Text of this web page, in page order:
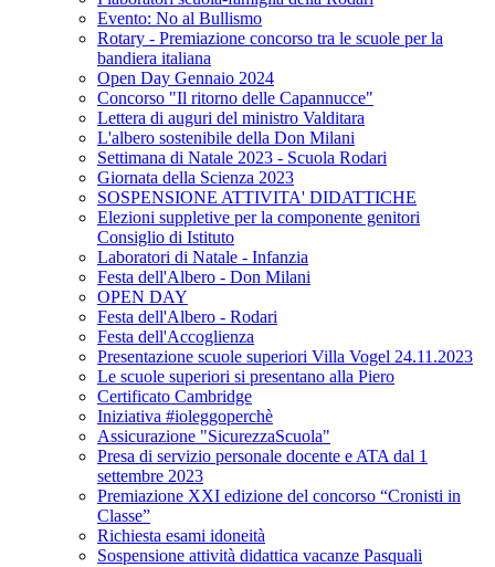
Evento: No al Bullismo
Rotary - Premiazione concorso tra le scuole per la
bandiera italiana
Open Day Gennaio 2024
Concorso "Il ritorno delle Capannucce"
Lettera di auguri del ministro Valditara
L'albero sostenibile della Don Milani
Settimana di Natale 2023 - Scuola Rodari
Giornata della Scienza 2023
SOSPENSIONE ATTIVITA' DIDATTICHE
Elezioni suppletive per la componente genitori
Consiglio di Istituto
Laboratori di Natale - Infanzia
Festa dell'Albero - Don Milani
OPEN DAY
Festa dell'Albero - Rodari
Festa dell'Accoglienza
Presentazione scuole superiori Villa Vogel 24.11.2023
Le scuole superiori si presentano alla Piero
Certificato Cambridge
Iniziativa #ioleggoperchè
Assicurazione "SicurezzaScuola"
Presa di servizio personale docente e ATA dal 1
settembre 2023
Premiazione XXI edizione del concorso “Cronisti in
Classe”
Richiesta esami idoneità
Sospensione attività didattica vacanze Pasquali